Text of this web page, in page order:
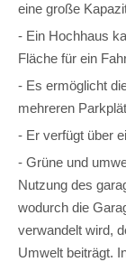
eine große
- Ein Hochhaus
Fläche für ein
- Es ermöglicht
mehreren
- Er verfügt über
- Grüne und
Nutzung des
wodurch die
verwandelt wird,
Umwelt beiträgt.